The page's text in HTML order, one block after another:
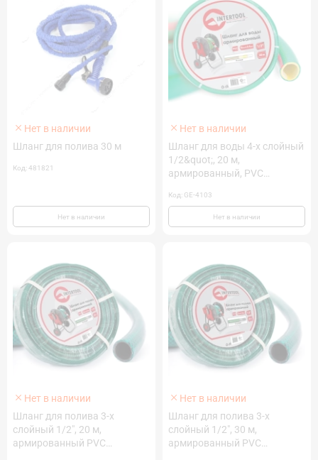
Нет в наличии
Шланг для полива 30 м
Код: 481821
Нет в наличии
Нет в наличии
Шланг для воды 4-х слойный
1/2&quot;, 20 м,
армированный, PVC
Код: GE-4103
Нет в наличии
Нет в наличии
Шланг для полива 3-х
слойный 1/2", 20 м,
армированный PVC
Нет в наличии
Шланг для полива 3-х
слойный 1/2", 30 м,
армированный PVC